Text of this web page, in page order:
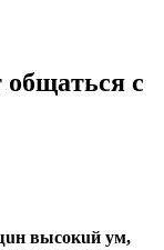
c
выcoкuй yм,